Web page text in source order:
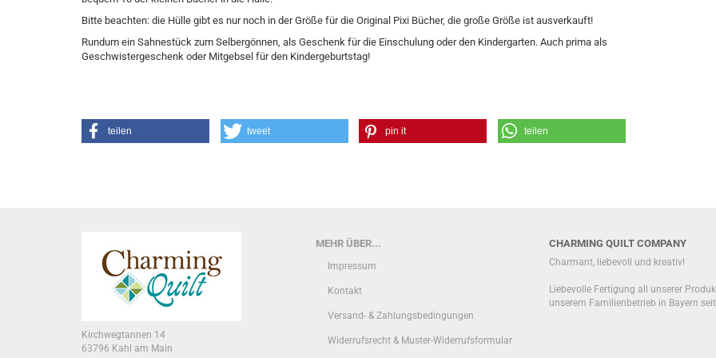
Bitte beachten: die Hülle gibt es nur noch in der Größe für die Original Pixi Bücher, die große Größe ist ausverkauft!
Rundum ein Sahnestück zum Selbergönnen, als Geschenk für die Einschulung oder den Kindergarten. Auch prima als
Geschwistergeschenk oder Mitgebsel für den Kindergeburtstag!
teilen tweet pin it teilen
MEHR ÜBER...
Impressum
Kontakt
Versand- & Zahlungsbedingungen
Widerrufsrecht & Muster-Widerrufsformular
CHARMING QUILT COMPANY
Charmant, liebevoll und kreativ!
Liebevolle Fertigung all unserer
unserem Familienbetrieb in Bayern
Kirchwegtannen 14
63796 Kahl am Main